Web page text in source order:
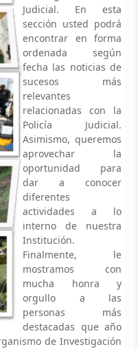
Judicial. En esta
sección usted podrá
encontrar en forma
ordenada según
fecha las noticias de
sucesos más
relevantes
relacionadas con la
Policía Judicial.
Asimismo, queremos
aprovechar la
oportunidad para
dar a conocer
diferentes
actividades a lo
interno de nuestra
Institución.
Finalmente, le
mostramos con
mucha honra y
orgullo a las
personas más
destacadas que año
de Investigación